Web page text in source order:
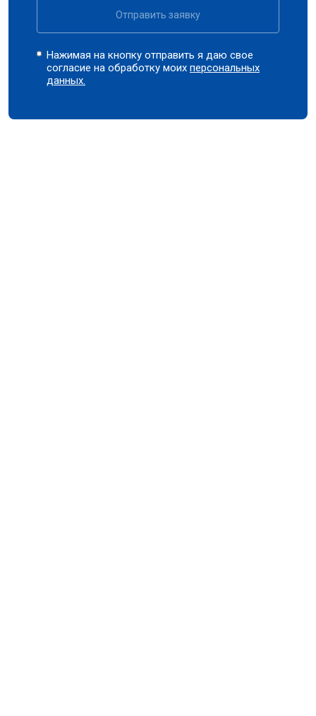
Отправить заявку
Нажимая на кнопку отправить я даю свое
согласие на обработку моихперсональных
данных.